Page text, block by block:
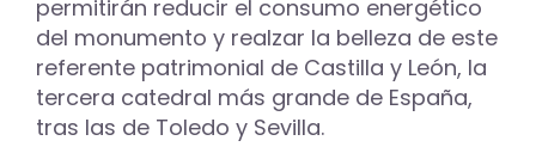
permitirán reducir el consumo energético
del monumento y realzar la belleza de este
referente patrimonial de Castilla y León, la
tercera catedral más grande de España,
tras las de Toledo y Sevilla.